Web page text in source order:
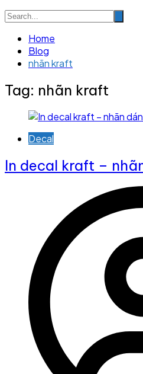
Home
Blog
nhãn kraft
Tag: nhãn kraft
Decal
In decal kraft –